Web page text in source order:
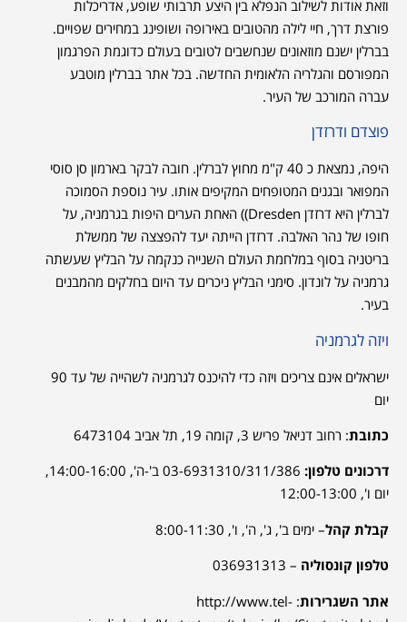
וזאת אודות לשילוב הנפלא בין היצע תרבותי שופע, אדריכלות
פורצת דרך, חיי לילה מהטובים באירופה ושופינג במחירים שפויים.
בברלין ישנם מוזאונים שנחשבים לטובים בעולם כדוגמת הפרגמון
המפורסם והגלריה הלאומית החדשה. בכל אתר בברלין מוטבע
עברה המורכב של העיר.
פוצדם ודרזדן
היפה, נמצאת כ 40 ק"מ מחוץ לברלין. חובה לבקר בארמון סן סוסי
המפואר ובגנים המטופחים המקיפים אותו. עיר נוספת הסמוכה
לברלין היא דרזדן Dresden)) האחת הערים היפות בגרמניה, על
חופו של נהר האלבה. דרזדן הייתה יעד להפצצה של ממשלת
בריטניה בסוף במלחמת העולם השנייה כנקמה על הבליץ שעשתה
גרמניה על לונדון. סימני הבליץ ניכרים עד היום בחלקים מהמבנים
בעיר.
ויזה לגרמניה
ישראלים אינם צריכים ויזה כדי להיכנס לגרמניה לשהייה של עד 90
יום
כתובת: רחוב דניאל פריש 3,
קומה 19, תל אביב 6473104
דרכונים טלפון:
03-6931310/311/386 ב'-ה', 14:00-16:00,
יום ו', 12:00-13:00
קבלת קהל– ימים ב', ג', ה', ו', 8:00-11:30
טלפון קונסוליה – 036931313
אתר השגרירות:
http://www.tel-